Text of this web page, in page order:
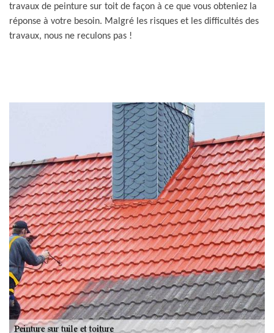
travaux de peinture sur toit de façon à ce que vous obteniez la
réponse à votre besoin. Malgré les risques et les difficultés des
travaux, nous ne reculons pas !